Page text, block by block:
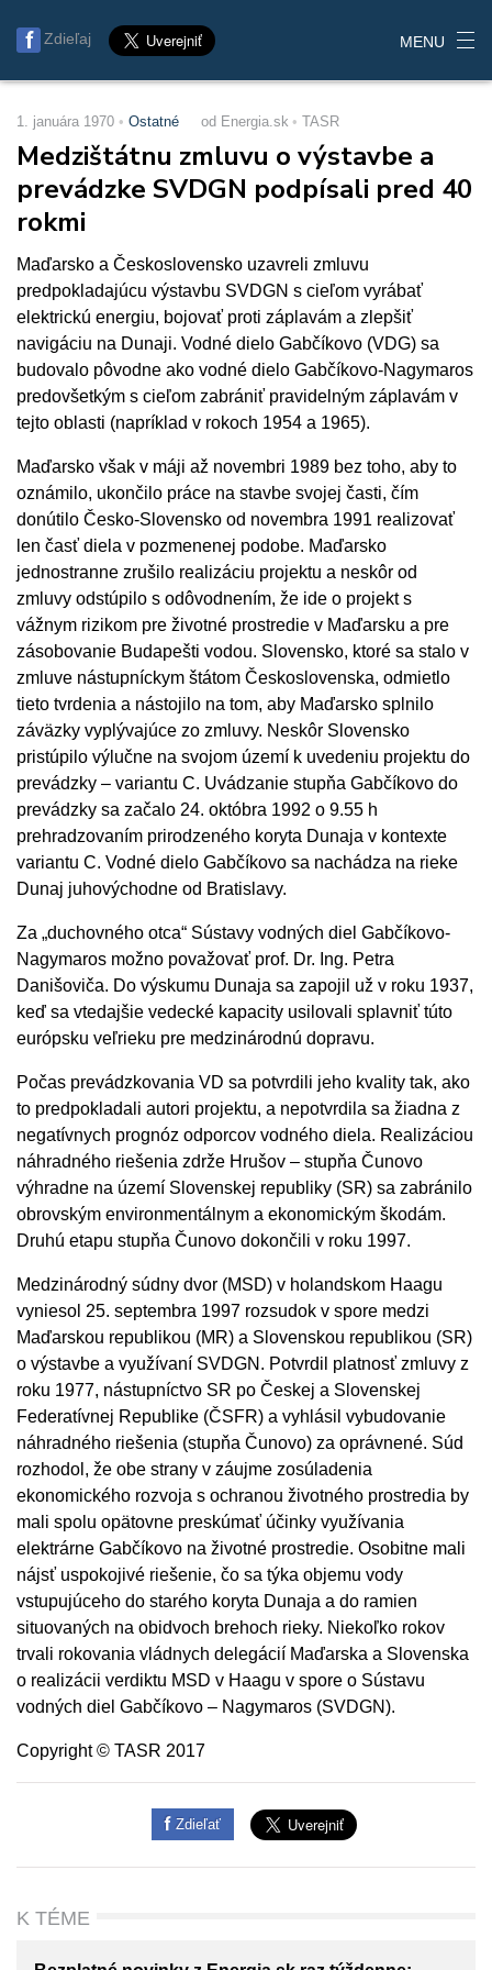
Zdieľaj MENU
1. januára 1970 Ostatné od Energia.sk TASR
Medzištátnu zmluvu o výstavbe a
prevádzke SVDGN podpísali pred 40
rokmi
Maďarsko a Československo uzavreli zmluvu
predpokladajúcu výstavbu SVDGN s cieľom vyrábať
elektrickú energiu, bojovať proti záplavám a zlepšiť
navigáciu na Dunaji. Vodné dielo Gabčíkovo (VDG) sa
budovalo pôvodne ako vodné dielo Gabčíkovo-Nagymaros
predovšetkým s cieľom zabrániť pravidelným záplavám v
tejto oblasti (napríklad v rokoch 1954 a 1965).
Maďarsko však v máji až novembri 1989 bez toho, aby to
oznámilo, ukončilo práce na stavbe svojej časti, čím
donútilo Česko-Slovensko od novembra 1991 realizovať
len časť diela v pozmenenej podobe. Maďarsko
jednostranne zrušilo realizáciu projektu a neskôr od
zmluvy odstúpilo s odôvodnením, že ide o projekt s
vážnym rizikom pre životné prostredie v Maďarsku a pre
zásobovanie Budapešti vodou. Slovensko, ktoré sa stalo v
zmluve nástupníckym štátom Československa, odmietlo
tieto tvrdenia a nástojilo na tom, aby Maďarsko splnilo
záväzky vyplývajúce zo zmluvy. Neskôr Slovensko
pristúpilo výlučne na svojom území k uvedeniu projektu do
prevádzky – variantu C. Uvádzanie stupňa Gabčíkovo do
prevádzky sa začalo 24. októbra 1992 o 9.55 h
prehradzovaním prirodzeného koryta Dunaja v kontexte
variantu C. Vodné dielo Gabčíkovo sa nachádza na rieke
Dunaj juhovýchodne od Bratislavy.
Za „duchovného otca“ Sústavy vodných diel Gabčíkovo-
Nagymaros možno považovať prof. Dr. Ing. Petra
Danišoviča. Do výskumu Dunaja sa zapojil už v roku 1937,
keď sa vtedajšie vedecké kapacity usilovali splavniť túto
európsku veľrieku pre medzinárodnú dopravu.
Počas prevádzkovania VD sa potvrdili jeho kvality tak, ako
to predpokladali autori projektu, a nepotvrdila sa žiadna z
negatívnych prognóz odporcov vodného diela. Realizáciou
náhradného riešenia zdrže Hrušov – stupňa Čunovo
výhradne na území Slovenskej republiky (SR) sa zabránilo
obrovským environmentálnym a ekonomickým škodám.
Druhú etapu stupňa Čunovo dokončili v roku 1997.
Medzinárodný súdny dvor (MSD) v holandskom Haagu
vyniesol 25. septembra 1997 rozsudok v spore medzi
Maďarskou republikou (MR) a Slovenskou republikou (SR)
o výstavbe a využívaní SVDGN. Potvrdil platnosť zmluvy z
roku 1977, nástupníctvo SR po Českej a Slovenskej
Federatívnej Republike (ČSFR) a vyhlásil vybudovanie
náhradného riešenia (stupňa Čunovo) za oprávnené. Súd
rozhodol, že obe strany v záujme zosúladenia
ekonomického rozvoja s ochranou životného prostredia by
mali spolu opätovne preskúmať účinky využívania
elektrárne Gabčíkovo na životné prostredie. Osobitne mali
nájsť uspokojivé riešenie, čo sa týka objemu vody
vstupujúceho do starého koryta Dunaja a do ramien
situovaných na obidvoch brehoch rieky. Niekoľko rokov
trvali rokovania vládnych delegácií Maďarska a Slovenska
o realizácii verdiktu MSD v Haagu v spore o Sústavu
vodných diel Gabčíkovo – Nagymaros (SVDGN).
Copyright © TASR 2017
Zdieľať
K TÉME